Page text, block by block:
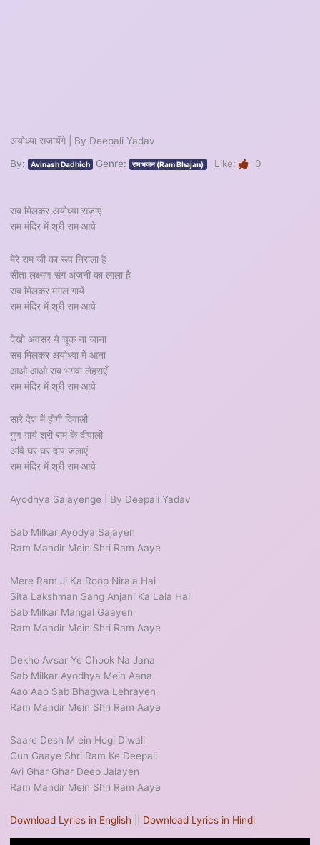
अयोध्या सजायेंगे | By Deepali Yadav
By: Avinash Dadhich Genre: राम भजन (Ram Bhajan) Like: 0
सब मिलकर अयोध्या सजाएं
राम मंदिर में श्री राम आये
मेरे राम जी का रूप निराला है
सीता लक्ष्मण संग अंजनी का लाला है
सब मिलकर मंगल गायें
राम मंदिर में श्री राम आये
देखो अवसर ये चूक ना जाना
सब मिलकर अयोध्या में आना
आओ आओ सब भगवा लेहराएँ
राम मंदिर में श्री राम आये
सारे देश में होगी दिवाली
गुण गाये श्री राम के दीपाली
अवि घर घर दीप जलाएं
राम मंदिर में श्री राम आये
Ayodhya Sajayenge | By Deepali Yadav
Sab Milkar Ayodya Sajayen
Ram Mandir Mein Shri Ram Aaye
Mere Ram Ji Ka Roop Nirala Hai
Sita Lakshman Sang Anjani Ka Lala Hai
Sab Milkar Mangal Gaayen
Ram Mandir Mein Shri Ram Aaye
Dekho Avsar Ye Chook Na Jana
Sab Milkar Ayodhya Mein Aana
Aao Aao Sab Bhagwa Lehrayen
Ram Mandir Mein Shri Ram Aaye
Saare Desh M ein Hogi Diwali
Gun Gaaye Shri Ram Ke Deepali
Avi Ghar Ghar Deep Jalayen
Ram Mandir Mein Shri Ram Aaye
Download Lyrics in English Download Lyrics in Hindi